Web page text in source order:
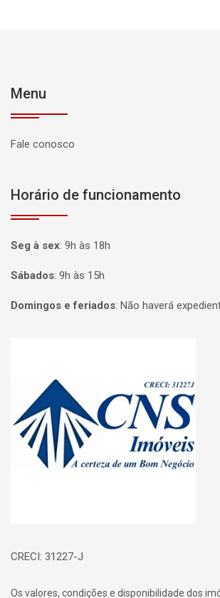
Menu
Fale conosco
Horário de funcionamento
Seg à sex: 9h às 18h
Sábados: 9h às 15h
Domingos e feriados: Não haverá
CRECI: 31227-J
Os valores, condições e disponibilidade dos